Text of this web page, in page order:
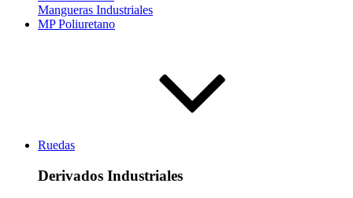
Mangueras Industriales
MP Poliuretano
Ruedas
Derivados Industriales